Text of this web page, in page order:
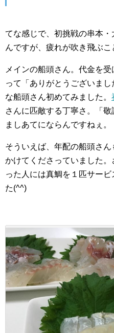
てな感じで、初挑戦の串本
んですが、疲れが吹き飛ぶこ
メインの船頭さん。代金を
って「ありがとうございま
な船頭さん初めてみました。
さんに匹敵する丁寧さ。「
ましあてにならんですねぇ。
そういえば、年配の船頭さ
かけてくださっていました
った人には真鯛を１匹サー
た(^^)